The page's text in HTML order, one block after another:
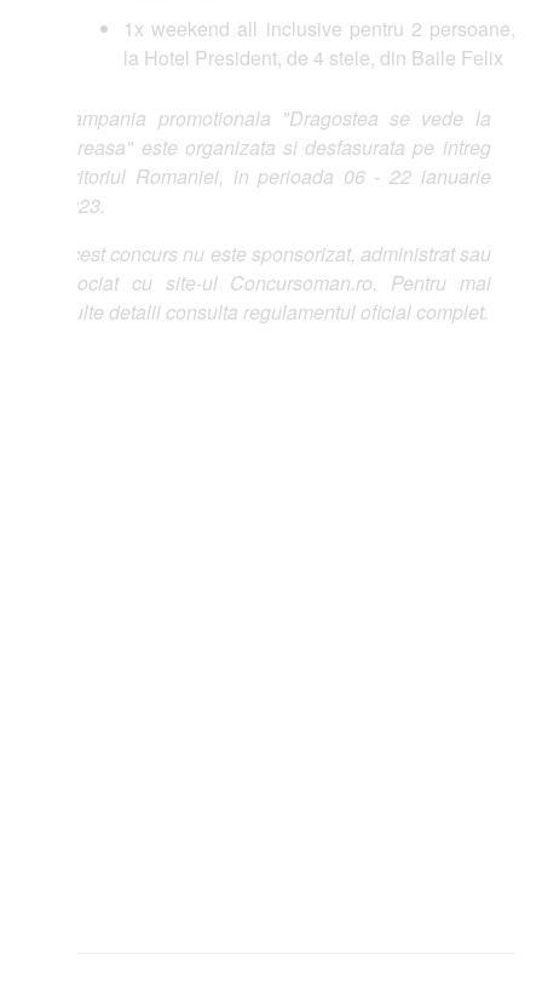
1x weekend all inclusive pentru 2 persoane,
la Hotel President, de 4 stele, din Baile Felix
promotionala "Dragostea se vede la
este organizata si desfasurata pe intreg
Romaniei, in perioada 06 - 22 ianuarie
concurs nu este sponsorizat, administrat sau
cu site-ul Concursoman.ro. Pentru mai
detalii consulta regulamentul oficial complet.